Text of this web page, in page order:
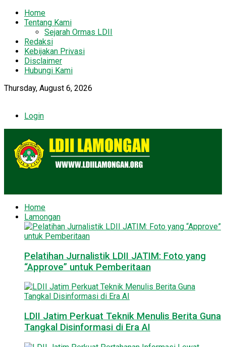
Home
Tentang Kami
Sejarah Ormas LDII
Redaksi
Kebijakan Privasi
Disclaimer
Hubungi Kami
Thursday, August 6, 2026
Login
Home
Lamongan
Pelatihan Jurnalistik LDII JATIM: Foto yang
“Approve” untuk Pemberitaan
LDII Jatim Perkuat Teknik Menulis Berita Guna
Tangkal Disinformasi di Era AI